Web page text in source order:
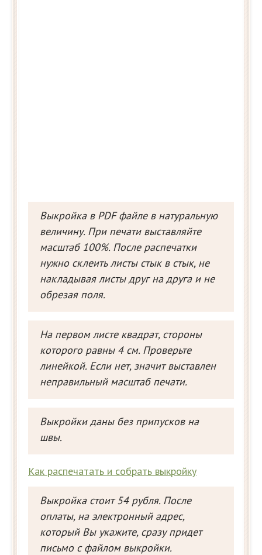
Выкройка в PDF файле в натуральную
величину. При печати выставляйте
масштаб 100%. После распечатки
нужно склеить листы стык в стык, не
накладывая листы друг на друга и не
обрезая поля.
На первом листе квадрат, стороны
которого равны 4 см. Проверьте
линейкой. Если нет, значит выставлен
неправильный масштаб печати.
Выкройки даны без припусков на
швы.
Как распечатать и собрать выкройку
Выкройка стоит 54 рубля. После
оплаты, на электронный адрес,
который Вы укажите, сразу придет
письмо с файлом выкройки.